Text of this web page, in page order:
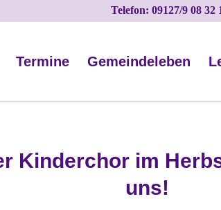
Telefon: 09127/9 08
Termine Gemeindeleben
Kinderchor im
uns!